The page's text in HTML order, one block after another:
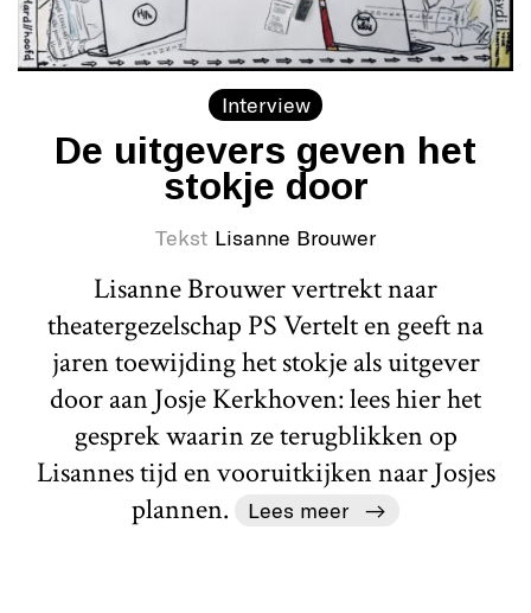
Interview
De uitgevers geven het
stokje door
Tekst Lisanne Brouwer
Lisanne Brouwer vertrekt naar
theatergezelschap PS Vertelt en geeft na
jaren toewijding het stokje als uitgever
door aan Josje Kerkhoven: lees hier het
gesprek waarin ze terugblikken op
Lisannes tijd en vooruitkijken naar Josjes
plannen.
Lees meer